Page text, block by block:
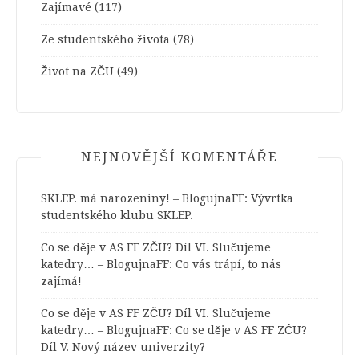
Zajímavé (117)
Ze studentského života (78)
Život na ZČU (49)
NEJNOVĚJŠÍ KOMENTÁŘE
SKLEP. má narozeniny! – BlogujnaFF: Vývrtka
studentského klubu SKLEP.
Co se děje v AS FF ZČU? Díl VI. Slučujeme
katedry… – BlogujnaFF: Co vás trápí, to nás
zajímá!
Co se děje v AS FF ZČU? Díl VI. Slučujeme
katedry… – BlogujnaFF: Co se děje v AS FF ZČU?
Díl V. Nový název univerzity?